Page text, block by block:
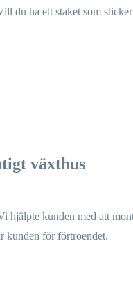
du ha ett staket som
växthus
kunden med att
kunden för förtroendet.